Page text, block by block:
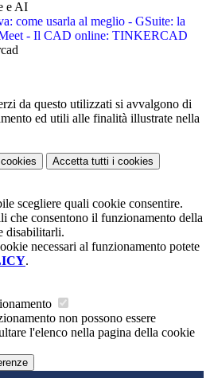
come usarla al meglio - GSuite: la
- Il CAD online: TINKERCAD
da questo utilizzati si avvalgono di
ed utili alle finalità illustrate nella
Accetta tutti i cookies
scegliere quali cookie consentire.
che consentono il funzionamento della
disabilitarli.
necessari al funzionamento potete
.
non possono essere
l'elenco nella pagina della cookie